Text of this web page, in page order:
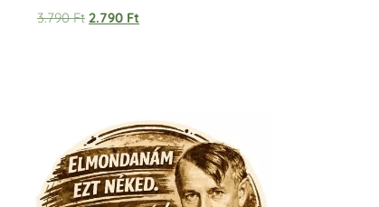
3.790Ft 2.790 Ft